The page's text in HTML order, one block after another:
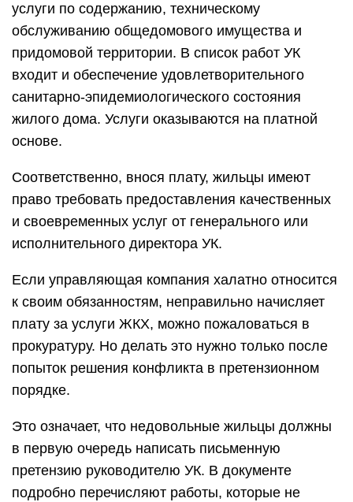
услуги по содержанию, техническому
обслуживанию общедомового имущества и
придомовой территории. В список работ УК
входит и обеспечение удовлетворительного
санитарно-эпидемиологического состояния
жилого дома. Услуги оказываются на платной
основе.
Соответственно, внося плату, жильцы имеют
право требовать предоставления качественных
и своевременных услуг от генерального или
исполнительного директора УК.
Если управляющая компания халатно относится
к своим обязанностям, неправильно начисляет
плату за услуги ЖКХ, можно пожаловаться в
прокуратуру. Но делать это нужно только после
попыток решения конфликта в претензионном
порядке.
Это означает, что недовольные жильцы должны
в первую очередь написать письменную
претензию руководителю УК. В документе
подробно перечисляют работы, которые не